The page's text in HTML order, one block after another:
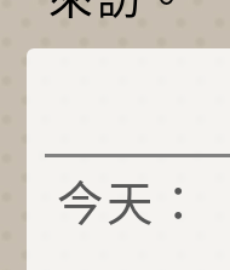
今天：